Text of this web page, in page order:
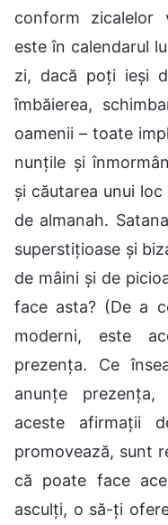
conform zicalelor
este în calendarul
zi, dacă poți ieși
îmbăierea,
oamenii – toate
nunțile și
și căutarea unui
de almanah.
superstițioase și
de mâini și de
face asta? (De a
moderni, este
prezența. Ce
anunțe
aceste afirmații
promovează, sunt
că poate face
asculți, o să-ți